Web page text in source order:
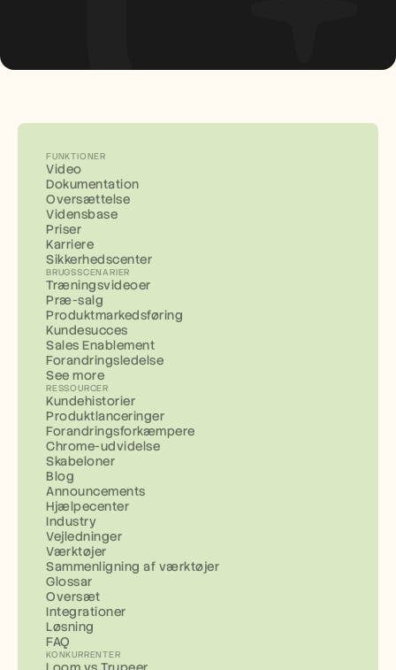
FUNKTIONER
Video
Dokumentation
Oversættelse
Vidensbase
Priser
Karriere
Sikkerhedscenter
BRUGSSCENARIER
Træningsvideoer
Præ-salg
Produktmarkedsføring
Kundesucces
Sales Enablement
Forandringsledelse
See more
RESSOURCER
Kundehistorier
Produktlanceringer
Forandringsforkæmpere
Chrome-udvidelse
Skabeloner
Blog
Announcements
Hjælpecenter
Industry
Vejledninger
Værktøjer
Sammenligning af værktøjer
Glossar
Oversæt
Integrationer
Løsning
FAQ
KONKURRENTER